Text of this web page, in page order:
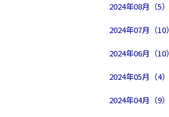
2024年08月（5）
2024年07月（10）
2024年06月（10）
2024年05月（4）
2024年04月（9）